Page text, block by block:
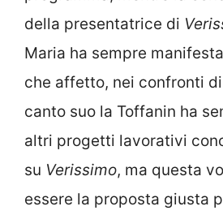
della presentatrice di
Maria ha sempre
che affetto, nei confronti
canto suo la Toffanin ha
altri progetti lavorativi
su Verissimo, ma questa
essere la proposta giusta